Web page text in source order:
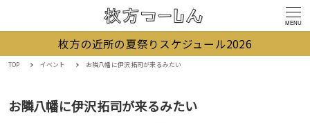
MENU
枚方の近所の夏祭りスケジュール2026
TOP イベント お隣八幡に伊沢拓司が来るみたい
お隣八幡に伊沢拓司が来るみたい